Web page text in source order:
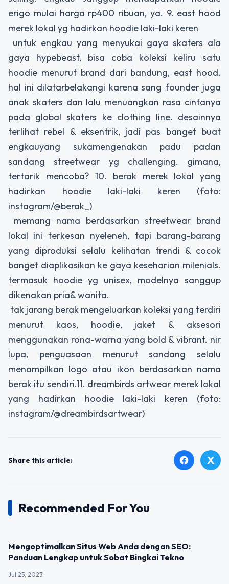
erigo mulai harga rp400 ribuan, ya. 9. east hood
merek lokal yg hadirkan hoodie laki-laki keren
untuk engkau yang menyukai gaya skaters ala
gaya hypebeast, bisa coba koleksi keliru satu
hoodie menurut brand dari bandung, east hood.
hal ini dilatarbelakangi karena sang founder juga
anak skaters dan lalu menuangkan rasa cintanya
pada global skaters ke clothing line. desainnya
terlihat rebel & eksentrik, jadi pas banget buat
engkauyang sukamengenakan padu padan
sandang streetwear yg challenging. gimana,
tertarik mencoba? 10. berak merek lokal yang
hadirkan hoodie laki-laki keren (foto:
instagram/@berak_)
memang nama berdasarkan streetwear brand
lokal ini terkesan nyeleneh, tapi barang-barang
yang diproduksi selalu kelihatan trendi & cocok
banget diaplikasikan ke gaya keseharian milenials.
termasuk hoodie yg unisex, modelnya sanggup
dikenakan pria& wanita.
tak jarang berak mengeluarkan koleksi yang terdiri
menurut kaos, hoodie, jaket & aksesori
menggunakan rona-warna yang bold & vibrant. nir
lupa, penguasaan menurut sandang selalu
menampilkan logo atau ikon berdasarkan nama
berak itu sendiri.11. dreambirds artwear merek lokal
yang hadirkan hoodie laki-laki keren (foto:
instagram/@dreambirdsartwear)
Share this article: facebook X
Recommended For You
Mengoptimalkan Situs Web Anda dengan SEO:
Panduan Lengkap untuk Sobat Bingkai Tekno
Jul 25, 2023